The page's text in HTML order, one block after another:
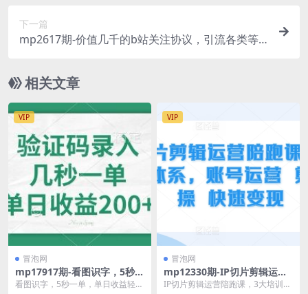
下一篇
mp2617期-价值几千的b站关注协议，引流各类等
如何引流精准粉丝？)
相关文章
VIP
冒泡网
mp17917期-看图识字，5秒一
单，单日收益轻松400+
看图识字，5秒一单，单日收益轻松
VIP
冒泡网
mp12330期-IP切片剪辑运营
陪跑课，3大培训体系，账号
IP切片剪辑运营陪跑课，3大培训体